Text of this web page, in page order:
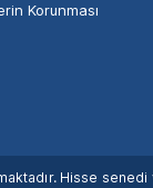
Korunması
Hisse